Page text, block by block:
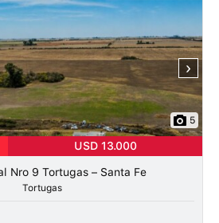
›
5
USD 13.000
Nro 9 Tortugas – Santa Fe
Tortugas